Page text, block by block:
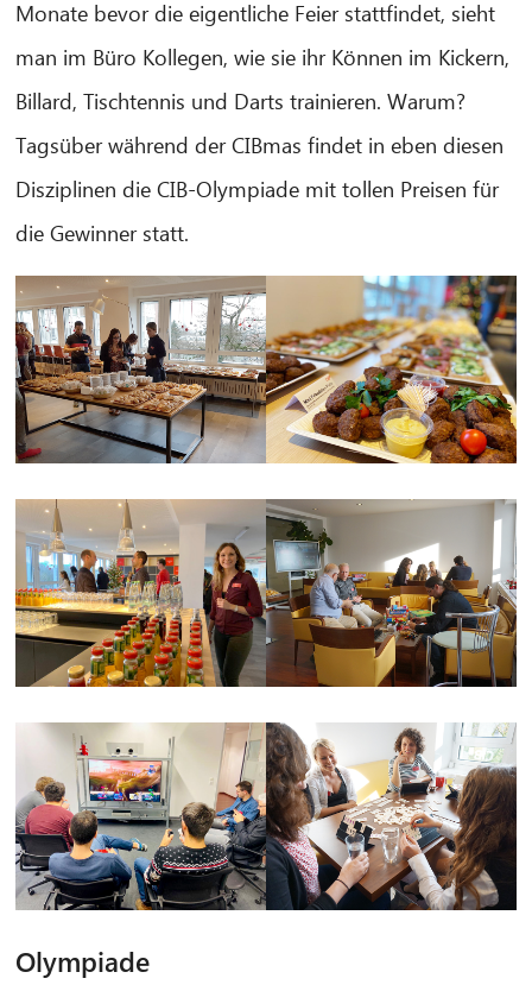
Monate bevor die eigentliche Feier stattfindet, sieht
man im Büro Kollegen, wie sie ihr Können im Kickern,
Billard, Tischtennis und Darts trainieren. Warum?
Tagsüber während der CIBmas findet in eben diesen
Disziplinen die CIB-Olympiade mit tollen Preisen für
die Gewinner statt.
Olympiade